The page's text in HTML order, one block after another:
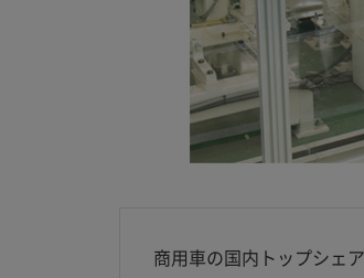
商用車の国内トップシェ